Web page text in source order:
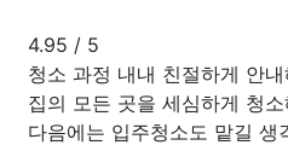
4.95 / 5
청소 과정 내내 친절하게 안
집의 모든 곳을 세심하게 청
다음에는 입주청소도 맡길 생